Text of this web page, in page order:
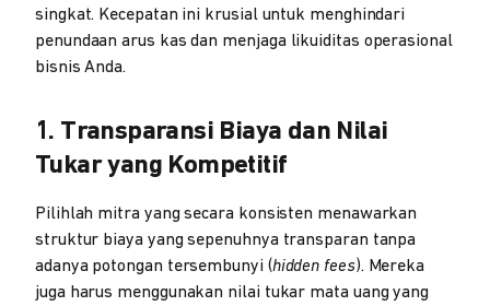
singkat. Kecepatan ini krusial untuk menghindari
penundaan arus kas dan menjaga likuiditas operasional
bisnis Anda.
1. Transparansi Biaya dan Nilai
Tukar yang Kompetitif
Pilihlah mitra yang secara konsisten menawarkan
struktur biaya yang sepenuhnya transparan tanpa
adanya potongan tersembunyi (hidden fees). Mereka
juga harus menggunakan nilai tukar mata uang yang